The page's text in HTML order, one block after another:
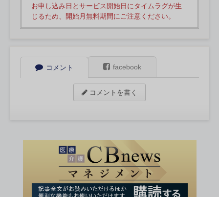
お申し込み日とサービス開始日にタイムラグが生
じるため、開始月無料期間にご注意ください。
コメント facebook
コメントを書く